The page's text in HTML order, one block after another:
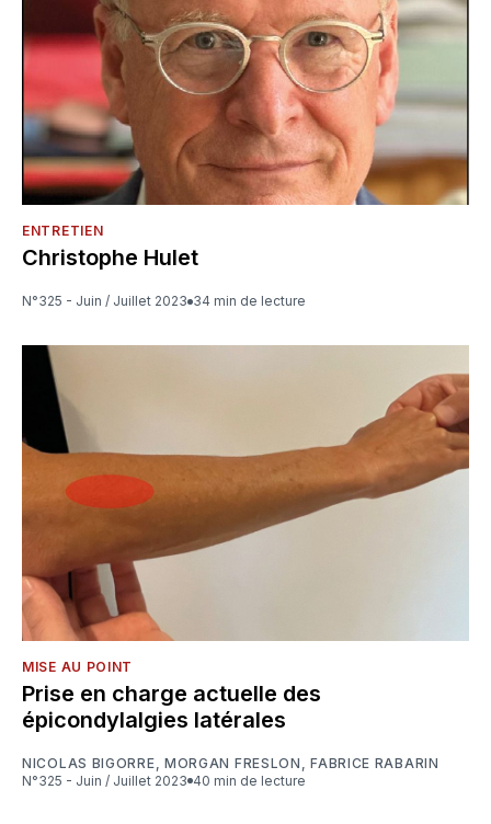
ENTRETIEN
Christophe Hulet
N°325 - Juin / Juillet 2023 34 min de lecture
MISE AU POINT
Prise en charge actuelle des
épicondylalgies latérales
NICOLAS BIGORRE MORGAN FRESLON ,FABRICE RABARIN
N°325 - Juin / Juillet 2023
40 min de lecture